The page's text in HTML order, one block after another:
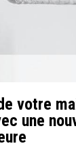
votre
une